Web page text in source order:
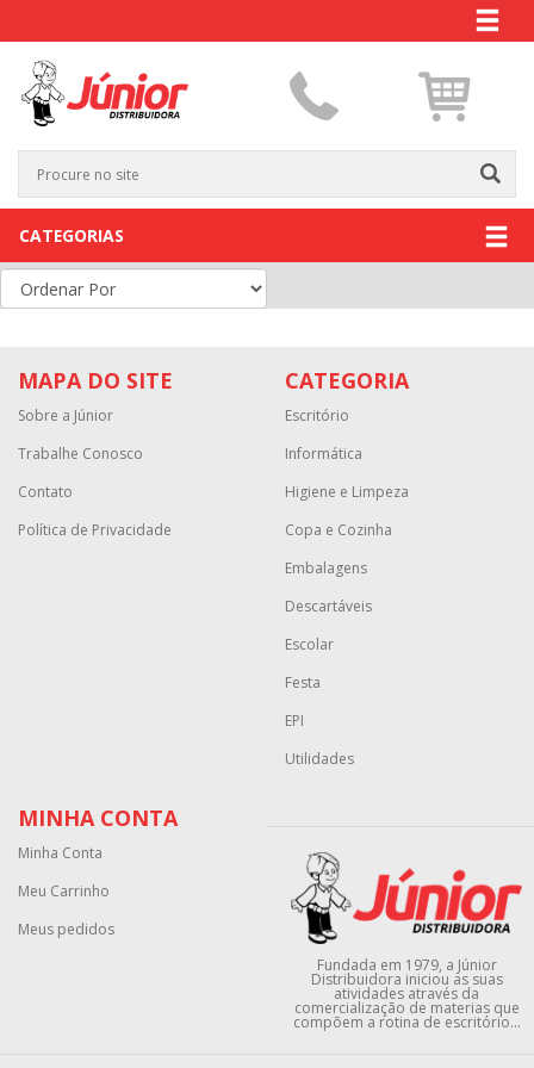
CATEGORIAS
MAPA DO SITE
Sobre a Júnior
Trabalhe Conosco
Contato
Política de Privacidade
CATEGORIA
Escritório
Informática
Higiene e Limpeza
Copa e Cozinha
Embalagens
Descartáveis
Escolar
Festa
EPI
Utilidades
MINHA CONTA
Minha Conta
Meu Carrinho
Meus pedidos
Fundada em 1979, a Júnior
Distribuidora iniciou as suas
atividades através da
comercialização de materias que
compõem a rotina de escritório...